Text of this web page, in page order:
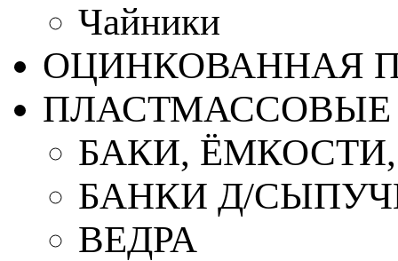
Чайники
ОЦИНКОВАННАЯ
ПЛАСТМАССОВЫЕ
БАКИ,
БАНКИ Д/
ВЕДРА